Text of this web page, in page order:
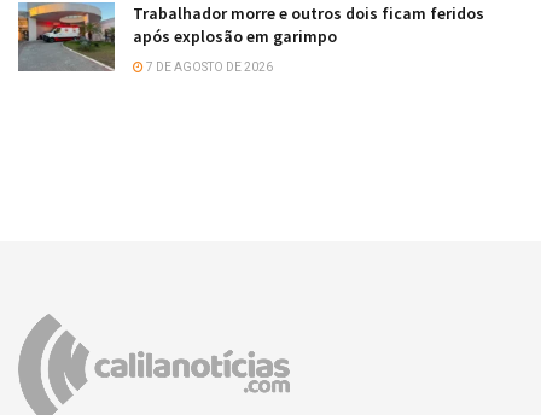
Trabalhador morre e outros dois ficam feridos
após explosão em garimpo
7 DE AGOSTO DE 2026